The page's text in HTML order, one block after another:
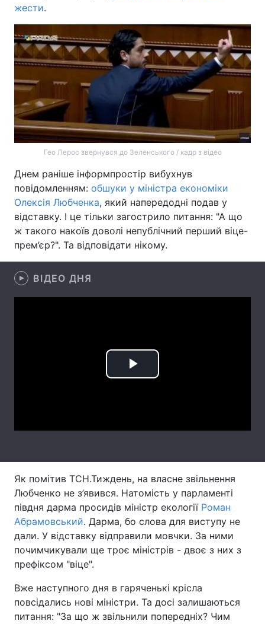
Світ
Спорт Наука
Техно і зв'язок Лайт
Зброя Інциденти
Здоров'я Туризм
Екологія Регіони
Відео з Youtube Статті
Інтерв'ю
Архів Вакансії
Тема оформлення
жести.
Гео Лерос звернувся до Зеленського / кадр з відео
Днем раніше інформпростір вибухнув
повідомленням: обшуки у міністра економіки
Олексія Любченка, який напередодні подав у
відставку. І це тільки загострило питання: "А що
ж такого накоїв доволі непублічний перший віце-
прем’єр?". Та відповідати нікому.
ВІДЕО ДНЯ
Play
Як помітив ТСН.Тиждень, на власне звільнення
Любченко не з’явився. Натомість у парламенті
півдня дарма просидів міністр екології Роман
Абрамовський. Дарма, бо слова для виступу не
дали. У відставку відправили мовчки. За ними
почимчикували ще троє міністрів - двоє з них з
префіксом "віце".
Вже наступного дня в гаряченькі крісла
повсідались нові міністри. Та досі залишаються
питання: "За що ж звільнили попередніх? Чим